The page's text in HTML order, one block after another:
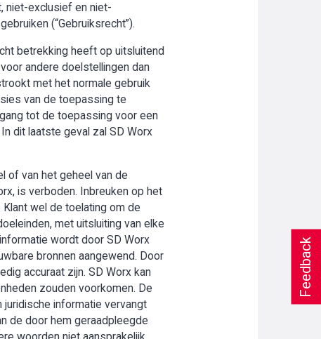
Feedback
niet-exclusief en niet-
(“Gebruiksrecht”).
betrekking heeft op uitsluitend
andere doelstellingen dan
met het normale gebruik
van de toepassing te
tot de toepassing voor een
dit laatste geval zal SD Worx
of van het geheel van de
is verboden. Inbreuken op het
wel de toelating om de
met uitsluiting van elke
wordt door SD Worx
bronnen aangewend. Door
accuraat zijn. SD Worx kan
zouden voorkomen. De
informatie vervangt
de door hem geraadpleegde